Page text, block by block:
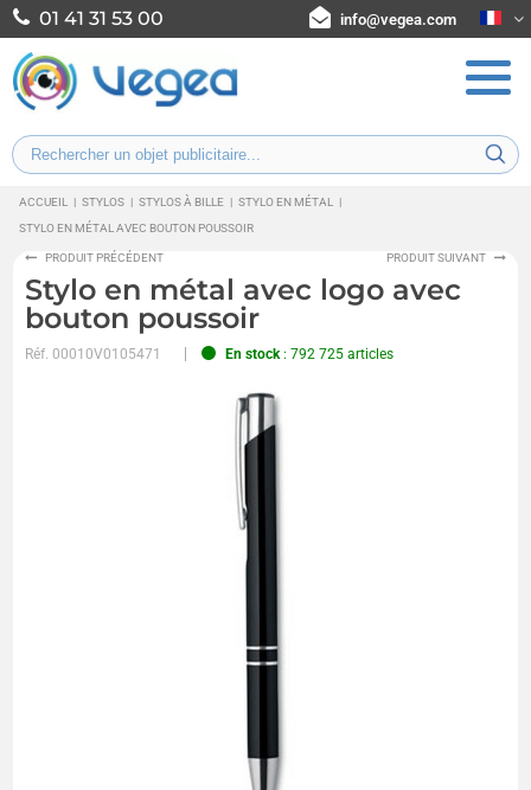
01 41 31 53 00 info@vegea.com
ACCUEIL | STYLOS | STYLOS À BILLE | STYLO EN MÉTAL
|
STYLO EN MÉTAL AVEC BOUTON POUSSOIR
PRODUIT PRÉCÉDENT PRODUIT SUIVANT
Stylo en métal avec logo avec
bouton poussoir
Réf.00010V0105471 En stock: 792 725 articles